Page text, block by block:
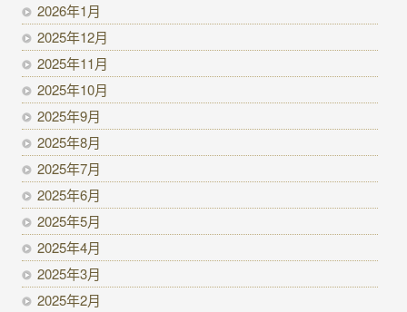
2026年1月
2025年12月
2025年11月
2025年10月
2025年9月
2025年8月
2025年7月
2025年6月
2025年5月
2025年4月
2025年3月
2025年2月